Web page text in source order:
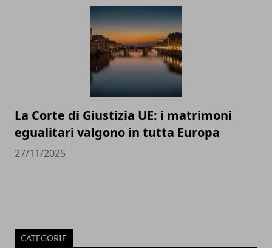
La Corte di Giustizia UE: i matrimoni
egualitari valgono in tutta Europa
27/11/2025
CATEGORIE